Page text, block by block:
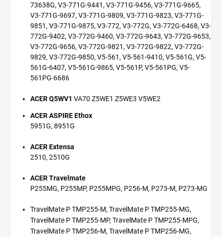
73638G, V3-771G-9441, V3-771G-9456, V3-771G-9665,
V3-771G-9697, V3-771G-9809, V3-771G-9823, V3-771G-
9851, V3-771G-9875, V3-772, V3-772G, V3-772G-6468, V3-
772G-9402, V3-772G-9460, V3-772G-9643, V3-772G-9653,
V3-772G-9656, V3-772G-9821, V3-772G-9822, V3-772G-
9829, V3-772G-9850, V5-561, V5-561-9410, V5-561G, V5-
561G-6407, V5-561G-9865, V5-561P, V5-561PG, V5-
561PG-6686
ACER Q5WV1 VA70 Z5WE1 Z5WE3 V5WE2
ACER ASPIRE Ethox
5951G, 8951G
ACER Extensa
2510, 2510G
ACER Travelmate
P255MG, P255MP, P255MPG, P256-M, P273-M, P273-MG
TravelMate P TMP255-M, TravelMate P TMP255-MG,
TravelMate P TMP255-MP, TravelMate P TMP255-MPG,
TravelMate P TMP256-M, TravelMate P TMP256-MG,